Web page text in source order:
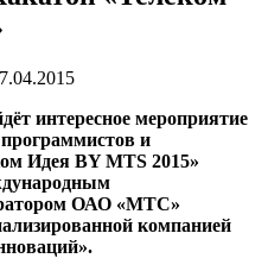
интересное мероприятие
и
Идея BY MTS 2015»
ОАО «МТС»
компанией